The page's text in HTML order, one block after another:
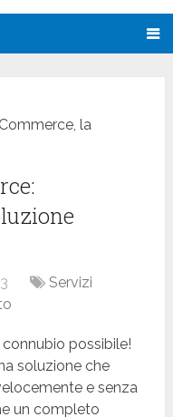
la
Servizi
possibile!
soluzione che
e senza
un completo